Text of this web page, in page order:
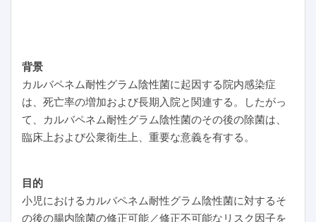
背景
カルバペネム耐性グラム陰性菌に起因する院内感染症
は、死亡率の増加および長期入院と関連する。したがっ
て、カルバペネム耐性グラム陰性菌のその後の除菌は、
臨床上および公衆衛生上、重要な意義を有する。
目的
小児におけるカルバペネム耐性グラム陰性菌に対するそ
の後の腸内除菌の修正可能／修正不可能なリスク因子を